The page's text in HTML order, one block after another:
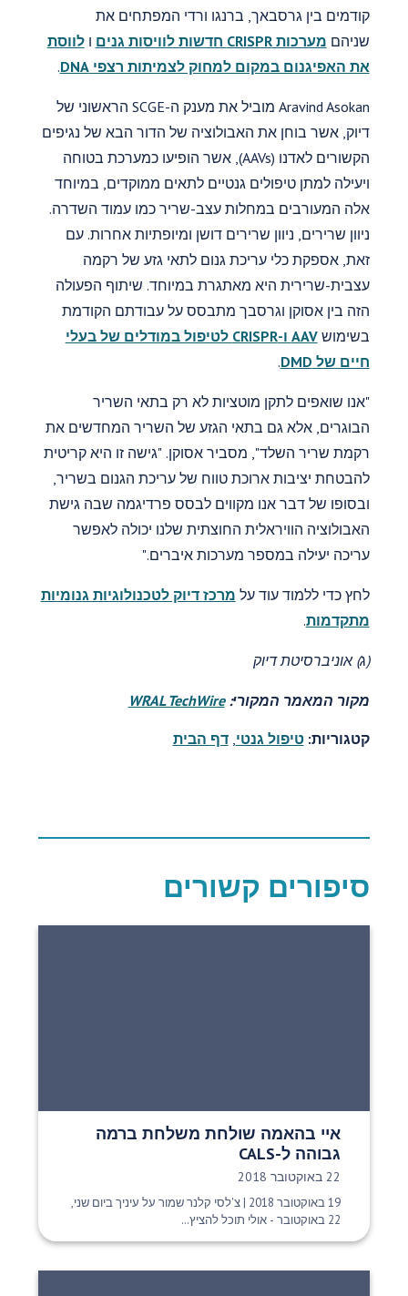
קודמים בין גרסבאך, ברנגו ורדי המפתחים את
שניהם מערכות CRISPR חדשות לוויסות גנים ולווסת
את האפיגנום במקום למחוק לצמיתות רצפי DNA
.
Aravind Asokan מוביל את מענק ה-SCGE הראשוני של
דיוק, אשר בוחן את האבולוציה של הדור הבא של נגיפים
הקשורים לאדנו (AAVs), אשר הופיעו כמערכת בטוחה
ויעילה למתן טיפולים גנטיים לתאים ממוקדים, במיוחד
אלה המעורבים במחלות עצב-שריר כמו עמוד השדרה.
ניוון שרירים, ניוון שרירים דושן ומיופתיות אחרות. עם
זאת, אספקת כלי עריכת גנום לתאי גזע של רקמה
עצבית-שרירית היא מאתגרת במיוחד. שיתוף הפעולה
הזה בין אסוקן וגרסבך מתבסס על עבודתם הקודמת
בשימוש
AAV ו-CRISPR לטיפול במודלים של בעלי
חיים של DMD
.
"אנו שואפים לתקן מוטציות לא רק בתאי השריר
הבוגרים, אלא גם בתאי הגזע של השריר המחדשים את
רקמת שריר השלד", מסביר אסוקן. "גישה זו היא קריטית
להבטחת יציבות ארוכת טווח של עריכת הגנום בשריר,
ובסופו של דבר אנו מקווים לבסס פרדיגמה שבה גישת
האבולוציה הוויראלית החוצתית שלנו יכולה לאפשר
עריכה יעילה במספר מערכות איברים."
לחץ כדי ללמוד עוד על מרכז דיוק לטכנולוגיות גנומיות
מתקדמות.
(ג) אוניברסיטת דיוק
מקור המאמר המקורי:WRAL TechWire
קטגוריות: טיפול גנטי ,דף הבית
סיפורים קשורים
איי בהאמה שולחת משלחת ברמה
גבוהה ל-CALS
תאריך פרסום:
22 באוקטובר 2018
19 באוקטובר 2018 | צ'לסי קלנר שמור על עיניך ביום שני,
22 באוקטובר - אולי תוכל להציץ...